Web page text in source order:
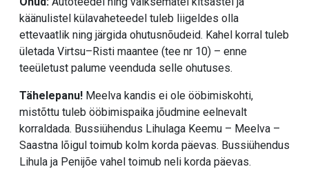
käänulistel külavaheteedel tuleb liigeldes olla
ettevaatlik ning järgida ohutusnõudeid. Kahel korral tuleb
ületada Virtsu–Risti maantee (tee nr 10) – enne
teeületust palume veenduda selle ohutuses.
Tähelepanu! Meelva kandis ei ole ööbimiskohti,
mistõttu tuleb ööbimispaika jõudmine eelnevalt
korraldada. Bussiühendus Lihulaga Keemu – Meelva –
Saastna lõigul toimub kolm korda päevas. Bussiühendus
Lihula ja Penijõe vahel toimub neli korda päevas.